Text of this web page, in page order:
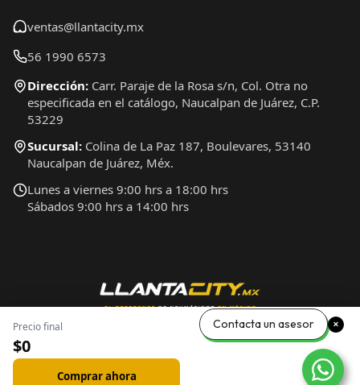
Precio final
$0
Comprar ahora
ventas@llantacity.mx
56 1990 6573
Dirección: Carr. Paraje de la Rosa s/n, Col. Otra no
especificada en el catálogo, Naucalpan de Juárez, C.P.
53229
Sucursal: Colina de La Paz 187, Boulevares, 53140
Naucalpan de Juárez, Méx.
Lunes a viernes 9:00 hrs a 18:00 hrs
Sábados 9:00 hrs a 14:00 hrs
Contacta un asesor